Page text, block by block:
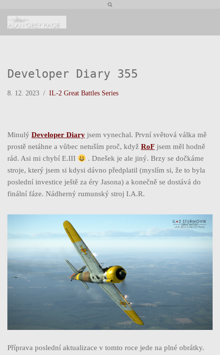
Přeskočit
Developer Diary 355
8. 12. 2023 IL-2 Great Battles Series
Minulý Developer Diary jsem vynechal. První světová válka mě
prostě netáhne a vůbec netuším proč, když RoF jsem měl hodně
rád. Asi mi chybí E.III
. Dnešek je ale jiný. Brzy se dočkáme
stroje, který jsem si kdysi dávno předplatil (myslím si, že to byla
poslední investice ještě za éry Jasona) a konečně se dostává do
finální fáze. Nádherný rumunský stroj I.A.R.
Příprava poslední aktualizace v tomto roce jede na plné obrátky.